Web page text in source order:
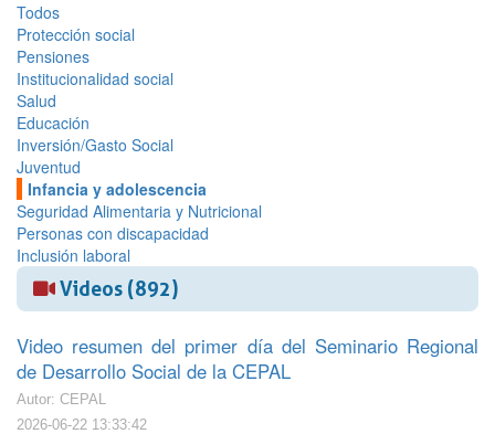
Todos
Protección social
Pensiones
Institucionalidad social
Salud
Educación
Inversión/Gasto Social
Juventud
Infancia y adolescencia
Seguridad Alimentaria y Nutricional
Personas con discapacidad
Inclusión laboral
Videos (892)
Video resumen del primer día del Seminario Regional
de Desarrollo Social de la CEPAL
Autor: CEPAL
2026-06-22 13:33:42